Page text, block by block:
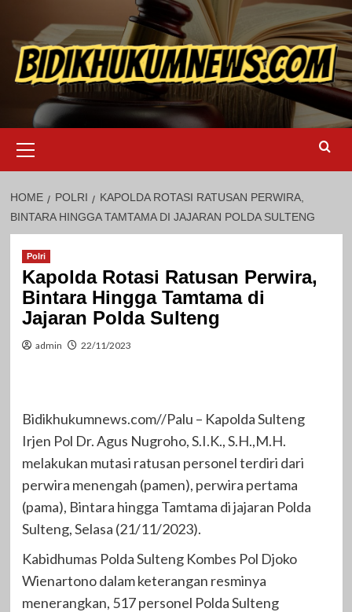
content
Menu
HOME POLRI
KAPOLDA ROTASI RATUSAN PERWIRA,
BINTARA HINGGA TAMTAMA DI JAJARAN POLDA SULTENG
Polri
Kapolda Rotasi Ratusan Perwira,
Bintara Hingga Tamtama di
Jajaran Polda Sulteng
admin 22/11/2023
Bidikhukumnews.com//Palu – Kapolda Sulteng
Irjen Pol Dr. Agus Nugroho, S.I.K., S.H.,M.H.
melakukan mutasi ratusan personel terdiri dari
perwira menengah (pamen), perwira pertama
(pama), Bintara hingga Tamtama di jajaran Polda
Sulteng, Selasa (21/11/2023).
Kabidhumas Polda Sulteng Kombes Pol Djoko
Wienartono dalam keterangan resminya
menerangkan, 517 personel Polda Sulteng